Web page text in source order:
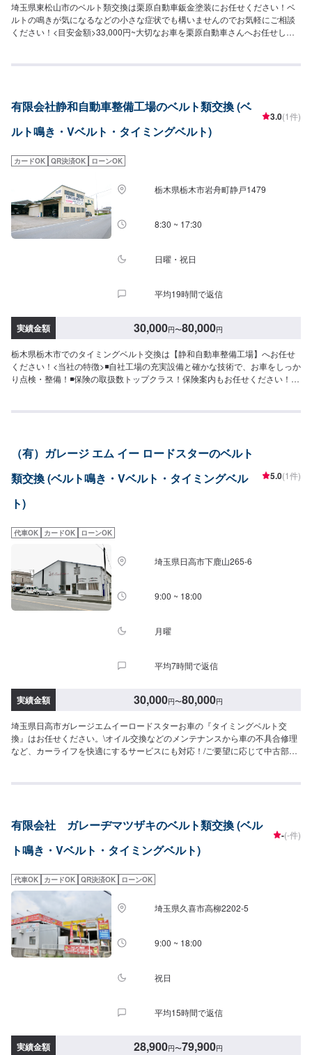
埼玉県東松山市のベルト類交換は栗原自動車鈑金塗装にお任せください！ベ
ルトの鳴きが気になるなどの小さな症状でも構いませんのでお気軽にご相談
ください！<目安金額>33,000円~大切なお車を栗原自動車さんへお任せして
がりを常にご提供できるよう研鑽努力し、安心運転のための整備・修理、車
いります。オイル交換や車検、タイヤ交換などの基本的な車のメンテナンス
有限会社静和自動車整備工場のベルト類交換 (ベ
ルト鳴き・Vベルト・タイミングベルト)
3.0(1件)
カードOK QR決済OK ローンOK
栃木県栃木市岩舟町静戸1479
8:30 ~ 17:30
日曜・祝日
平均19時間で返信
実績金額 30,000円〜80,000円
栃木県栃木市でのタイミングベルト交換は【静和自動車整備工場】へお任せ
ください！<当社の特徴>◾自社工場の充実設備と確かな技術で、お車をしっか
り点検・整備！◾保険の取扱数トップクラス！保険案内もお任せください！◾
★お時間があまり取れない…などのご相談もお気軽にどうぞ！【1】オファー
車となります。納期は前後する場合がございます。予めご了承ください。-----
さい。※代車の燃料代はお客様にご負担いただいております。-----ご来店時の
事務所前の空いているスペースに駐車してください。受付はスタッフへ「メ
営業時間】定休日：日曜日、祝日営業時間：8:30~17:30
（有）ガレージ エム イー ロードスターのベルト
類交換 (ベルト鳴き・Vベルト・タイミングベル
ト)
5.0(1件)
代車OK カードOK ローンOK
埼玉県日高市下鹿山265-6
9:00 ~ 18:00
月曜
平均7時間で返信
実績金額 30,000円〜80,000円
埼玉県日高市ガレージエムイーロードスターお車の『タイミングベルト交
換』はお任せください。\オイル交換などのメンテナンスから車の不具合修理
など、カーライフを快適にするサービスにも対応！/ご要望に応じて中古部品
による確かな施工●新品より美しく●品質には自信あり！技術ならどこにも負
ご納得いただけましたら作業開始【5】作業完了・お支払い【6】納車<代車
について>自費修理、整備に限り代車の貸し出しを無料で行っております。有
償でのレンタル貸出も行っております。お気軽にご相談下さい。※代車の燃料
日営業時間：9:00~18:00
有限会社 ガレーヂマツザキのベルト類交換 (ベル
ト鳴き・Vベルト・タイミングベルト)
-(-件)
代車OK カードOK QR決済OK ローンOK
埼玉県久喜市高柳2202-5
9:00 ~ 18:00
祝日
平均15時間で返信
実績金額 28,900円〜79,900円